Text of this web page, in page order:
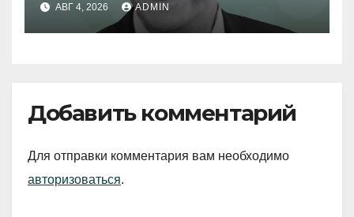
АВГ 4, 2026 ADMIN
Добавить комментарий
Для отправки комментария вам необходимо
авторизоваться.